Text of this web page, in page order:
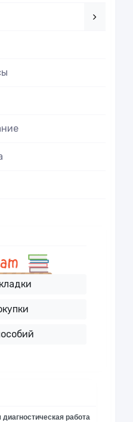
работа